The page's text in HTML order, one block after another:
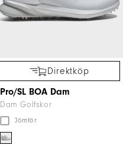
Direktköp
Pro/SL BOA Dam
Dam Golfskor
Jömför